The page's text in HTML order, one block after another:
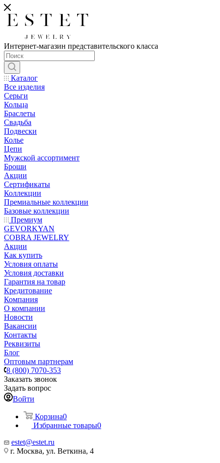
Интернет-магазин представительского класса
Каталог
Все изделия
Серьги
Кольца
Браслеты
Свадьба
Подвески
Колье
Цепи
Мужской ассортимент
Броши
Акции
Сертификаты
Коллекции
Премиальные коллекции
Базовые коллекции
Премиум
GEVORKYAN
COBRA JEWELRY
Акции
Как купить
Условия оплаты
Условия доставки
Гарантия на товар
Кредитование
Компания
О компании
Новости
Вакансии
Контакты
Реквизиты
Блог
Оптовым партнерам
8 (800) 7070-353
Заказать звонок
Задать вопрос
Войти
Корзина0
Избранные товары0
estet@estet.ru
г. Москва, ул. Веткина, 4